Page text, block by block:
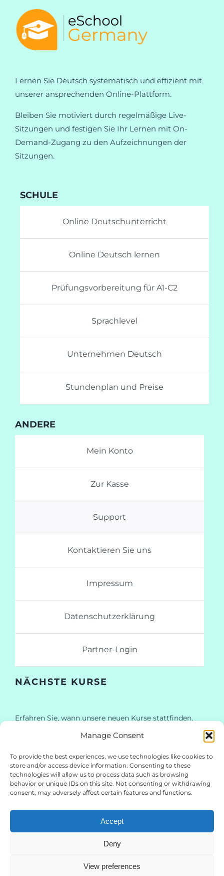
Manage Consent
To provide the best experiences, we use technologies like cookies to
store and/or access device information. Consenting to these
technologies will allow us to process data such as browsing
behavior or unique IDs on this site. Not consenting or withdrawing
consent, may adversely affect certain features and functions.
Accept
Deny
View preferences
Lernen Sie Deutsch systematisch und effizient mit
unserer ansprechenden Online-Plattform.
Bleiben Sie motiviert durch regelmäßige Live-
Sitzungen und festigen Sie Ihr Lernen mit On-
Demand-Zugang zu den Aufzeichnungen der
Sitzungen.
SCHULE
Online Deutschunterricht
Online Deutsch lernen
Prüfungsvorbereitung für A1-C2
Sprachlevel
Unternehmen Deutsch
Stundenplan und Preise
ANDERE
Mein Konto
Zur Kasse
Support
Kontaktieren Sie uns
Impressum
Datenschutzerklärung
Partner-Login
NÄCHSTE KURSE
Erfahren Sie, wann unsere neuen Kurse stattfinden.
Melden Sie sich für unseren Newsletter an!
Abonnieren
Rechte vorbehalten